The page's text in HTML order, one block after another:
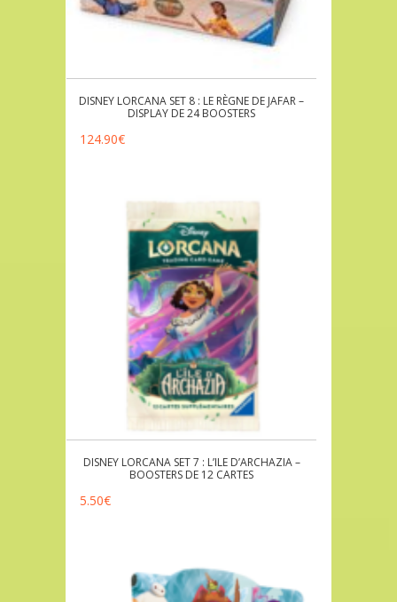
DISNEY LORCANA SET 8 : LE RÈGNE DE JAFAR –
DISPLAY DE 24 BOOSTERS
124.90€
DISNEY LORCANA SET 7 : L’ILE D’ARCHAZIA –
BOOSTERS DE 12 CARTES
5.50€